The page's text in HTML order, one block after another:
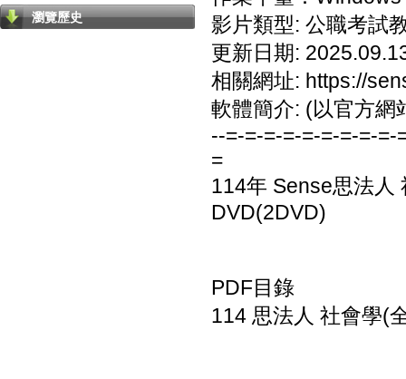
瀏覽歷史
影片類型: 公職考試
更新日期:
相關網址: https://
軟體簡介: (以官方網
--=-=-=-=-=-=-=-=-=-
=
114年 Sense思法人
DVD(2DVD)
PDF目錄
114 思法人 社會學(